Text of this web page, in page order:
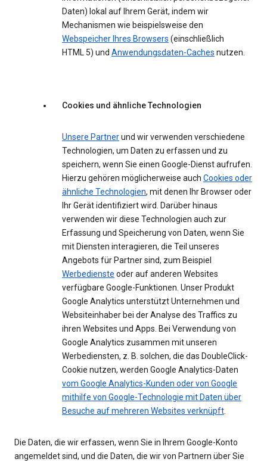
Daten) lokal auf Ihrem Gerät, indem wir
Mechanismen wie beispielsweise den
Webspeicher Ihres Browsers (einschließlich
HTML 5) und Anwendungsdaten-Caches nutzen.
Cookies und ähnliche Technologien
Unsere Partnerund wir verwenden verschiedene
Technologien, um Daten zu erfassen und zu
speichern, wenn Sie einen Google-Dienst aufrufen.
Hierzu gehören möglicherweise auch Cookies oder
ähnliche Technologien, mit denen Ihr Browser oder
Ihr Gerät identifiziert wird. Darüber hinaus
verwenden wir diese Technologien auch zur
Erfassung und Speicherung von Daten, wenn Sie
mit Diensten interagieren, die Teil unseres
Angebots für Partner sind, zum Beispiel
Werbedienste oder auf anderen Websites
verfügbare Google-Funktionen. Unser Produkt
Google Analytics unterstützt Unternehmen und
Websiteinhaber bei der Analyse des Traffics zu
ihren Websites und Apps. Bei Verwendung von
Google Analytics zusammen mit unseren
Werbediensten, z. B. solchen, die das DoubleClick-
Cookie nutzen, werden Google Analytics-Daten
vom Google Analytics-Kunden oder von Google
mithilfe von Google-Technologie mit Daten über
Besuche auf mehreren Websites verknüpft.
Die Daten, die wir erfassen, wenn Sie in Ihrem Google-Konto
angemeldet sind, und die Daten, die wir von Partnern über Sie